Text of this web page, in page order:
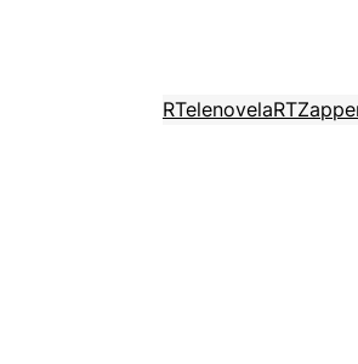
RTelenovela